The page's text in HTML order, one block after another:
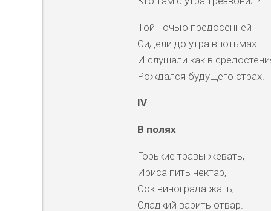
Той ночью предосенней
Сидели до утра впотьмах
И слушали как в
Рождался будущего страх.
IV
В полях
Горькие травы жевать,
Ириса пить нектар,
Сок винограда жать,
Сладкий варить отвар.